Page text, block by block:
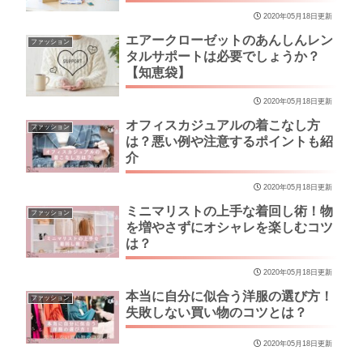
2020年05月18日更新
ファッション
エアークローゼットのあんしんレン
タルサポートは必要でしょうか？
【知恵袋】
2020年05月18日更新
ファッション
オフィスカジュアルの着こなし方
は？悪い例や注意するポイントも紹
介
2020年05月18日更新
ファッション
ミニマリストの上手な着回し術！物
を増やさずにオシャレを楽しむコツ
は？
2020年05月18日更新
ファッション
本当に自分に似合う洋服の選び方！
失敗しない買い物のコツとは？
2020年05月18日更新